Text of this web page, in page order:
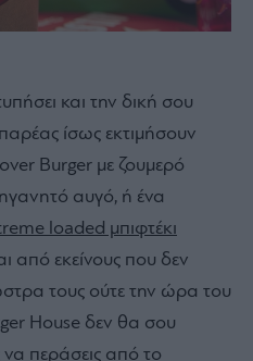
και την δική σου
ίσως εκτιμήσουν
Burger με ζουμερό
αυγό, ή ένα
loaded μπιφτέκι
από εκείνους που δεν
τους ούτε την ώρα του
House δεν θα σου
περάσεις από το